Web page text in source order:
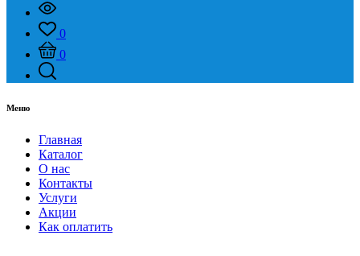
0
0
Меню
Главная
Каталог
О нас
Контакты
Услуги
Акции
Как оплатить